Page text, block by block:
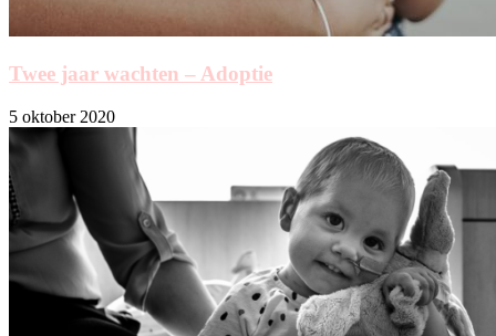
Twee jaar wachten – Adoptie
5 oktober 2020